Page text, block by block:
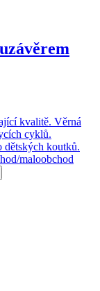
kvalitě. Věrná
cyklů.
dětských koutků.
maloobchod